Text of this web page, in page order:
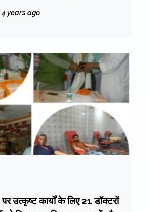
1 जनवरी से लागू
4 years ago
उत्कृष्ट कार्यों के लिए 21 डॉक्टरों